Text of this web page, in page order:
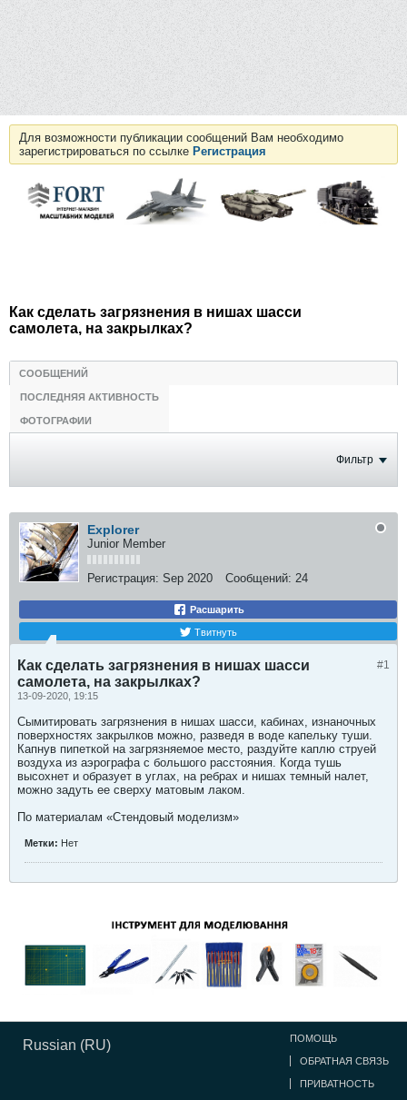
Для возможности публикации сообщений Вам необходимо
зарегистрироваться по ссылке Регистрация
Как сделать загрязнения в нишах шасси
самолета, на закрылках?
СООБЩЕНИЙ
ПОСЛЕДНЯЯ АКТИВНОСТЬ
ФОТОГРАФИИ
Фильтр
Explorer
Junior Member
Регистрация: Sep 2020 Сообщений: 24
Расшарить
Твитнуть
#1
Как сделать загрязнения в нишах шасси
самолета, на закрылках?
13-09-2020, 19:15
Сымитировать загрязнения в нишах шасси, кабинах, изнаночных
поверхностях закрылков можно, разведя в воде капельку туши.
Капнув пипеткой на загрязняемое место, раздуйте каплю струей
воздуха из аэрографа с большого расстояния. Когда тушь
высохнет и образует в углах, на ребрах и нишах темный налет,
можно задуть ее сверху матовым лаком.
По материалам «Стендовый моделизм»
Метки: Нет
Russian (RU) ПОМОЩЬ
ОБРАТНАЯ СВЯЗЬ
ПРИВАТНОСТЬ